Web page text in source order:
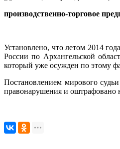
производственно-торговое
Установлено, что летом 2014
России по Архангельской
который уже осужден по этому
Постановлением мирового
правонарушения и оштрафовано